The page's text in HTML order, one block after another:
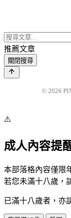
推薦文章
關閉搜尋
© 2026
⚠️
成人內容提
本部落格內容僅限
若您未滿十八歲，
已滿十八歲者，亦